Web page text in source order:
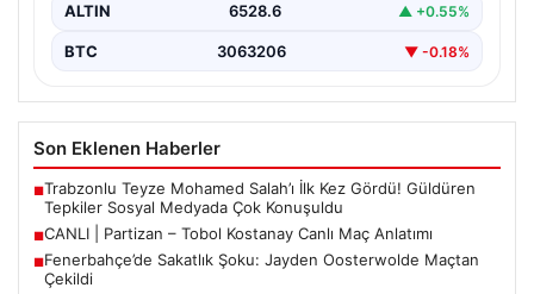
ALTIN 6528.6 ▲ +0.55%
BTC 3063206 ▼ -0.18%
Son Eklenen Haberler
■Trabzonlu Teyze Mohamed Salah’ı İlk Kez Gördü! Güldüren
Tepkiler Sosyal Medyada Çok Konuşuldu
■CANLI | Partizan – Tobol Kostanay Canlı Maç Anlatımı
■Fenerbahçe’de Sakatlık Şoku: Jayden Oosterwolde Maçtan
Çekildi